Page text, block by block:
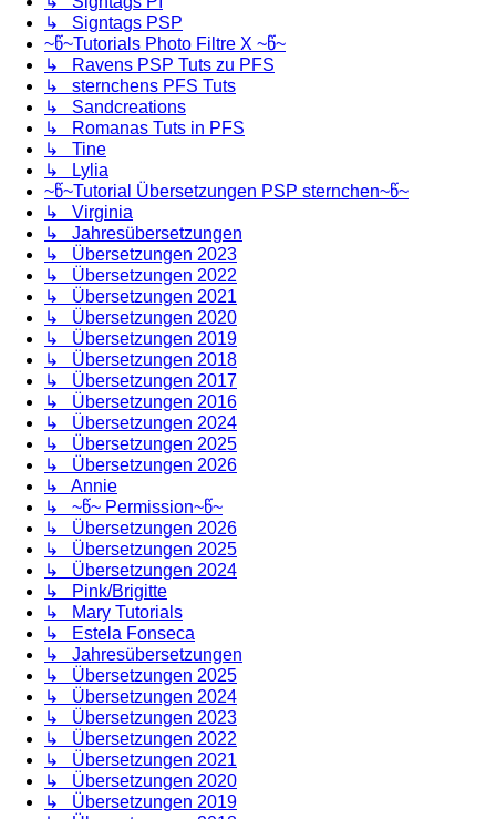
↳ Signtags PSP
~წ~Tutorials Photo Filtre X ~წ~
↳ Ravens PSP Tuts zu PFS
↳ sternchens PFS Tuts
↳ Sandcreations
↳ Romanas Tuts in PFS
↳ Tine
↳ Lylia
~წ~Tutorial Übersetzungen PSP sternchen~წ~
↳ Virginia
↳ Jahresübersetzungen
↳ Übersetzungen 2023
↳ Übersetzungen 2022
↳ Übersetzungen 2021
↳ Übersetzungen 2020
↳ Übersetzungen 2019
↳ Übersetzungen 2018
↳ Übersetzungen 2017
↳ Übersetzungen 2016
↳ Übersetzungen 2024
↳ Übersetzungen 2025
↳ Übersetzungen 2026
↳ Annie
↳ ~წ~ Permission~წ~
↳ Übersetzungen 2026
↳ Übersetzungen 2025
↳ Übersetzungen 2024
↳ Pink/Brigitte
↳ Mary Tutorials
↳ Estela Fonseca
↳ Jahresübersetzungen
↳ Übersetzungen 2025
↳ Übersetzungen 2024
↳ Übersetzungen 2023
↳ Übersetzungen 2022
↳ Übersetzungen 2021
↳ Übersetzungen 2020
↳ Übersetzungen 2019